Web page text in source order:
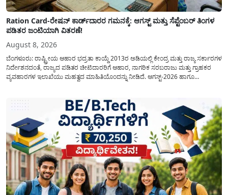
Ration Card-ರೇಷನ್ ಕಾರ್ಡ್‍ದಾರರ ಗಮನಕ್ಕೆ: ಆಗಸ್ಟ್ ಮತ್ತು ಸೆಪ್ಟೆಂಬರ್ ತಿಂಗಳ
ಪಡಿತರ ಜಂಟಿಯಾಗಿ ವಿತರಣೆ!
August 8, 2026
ಬೆಂಗಳೂರು: ರಾಷ್ಟ್ರೀಯ ಆಹಾರ ಭದ್ರತಾ ಕಾಯ್ದೆ 2013ರ ಅಡಿಯಲ್ಲಿ ಕೇಂದ್ರ ಮತ್ತು ರಾಜ್ಯ ಸರ್ಕಾರಗಳ
ನಿರ್ದೇಶನದಂತೆ, ರಾಜ್ಯದ ಪಡಿತರ ಚೀಟಿದಾರರಿಗೆ ಆಹಾರ, ನಾಗರಿಕ ಸರಬರಾಜು ಮತ್ತು ಗ್ರಾಹಕರ
ವ್ಯವಹಾರಗಳ ಇಲಾಖೆಯು ಮಹತ್ವದ ಮಾಹಿತಿಯೊಂದನ್ನು ನೀಡಿದೆ. ಆಗಸ್ಟ್-2026 ಹಾಗೂ